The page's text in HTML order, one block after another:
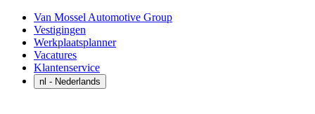
Van Mossel Automotive Group
Vestigingen
Werkplaatsplanner
Vacatures
Klantenservice
nl - Nederlands